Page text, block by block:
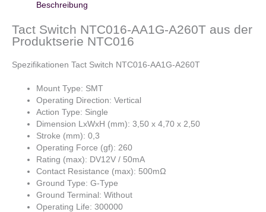
Beschreibung
Tact Switch NTC016-AA1G-A260T aus der
Produktserie NTC016
Spezifikationen Tact Switch NTC016-AA1G-A260T
Mount Type: SMT
Operating Direction: Vertical
Action Type: Single
Dimension LxWxH (mm): 3,50 x 4,70 x 2,50
Stroke (mm): 0,3
Operating Force (gf): 260
Rating (max): DV12V / 50mA
Contact Resistance (max): 500mΩ
Ground Type: G-Type
Ground Terminal: Without
Operating Life: 300000